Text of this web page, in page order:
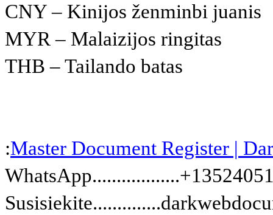
CNY – Kinijos ženminbi juanis
MYR – Malaizijos ringitas
THB – Tailando batas
:Master Document Register |